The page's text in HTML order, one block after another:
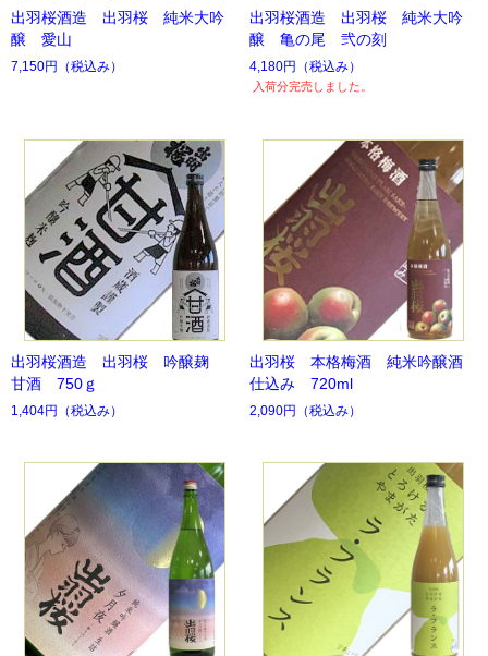
出羽桜酒造 出羽桜 純米大吟
醸 愛山
7,150円 （税込み）
出羽桜酒造 出羽桜 純米大吟
醸 亀の尾 弐の刻
4,180円 （税込み）
入荷分完売しました。
出羽桜酒造 出羽桜 吟醸麹
甘酒 750ｇ
1,404円 （税込み）
出羽桜 本格梅酒 純米吟醸酒
仕込み 720ml
2,090円 （税込み）